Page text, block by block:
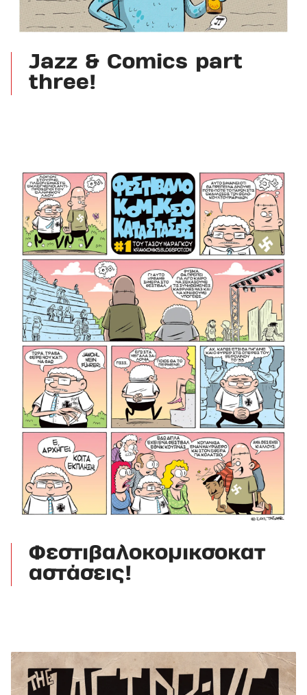
Jazz & Comics part
three!
Φεστιβαλοκομικσοκατ
αστάσεις!